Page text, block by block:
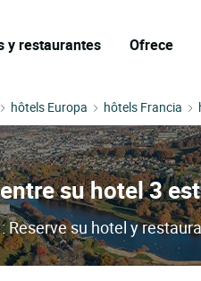
y restaurantes Ofrece
hôtels Europa hôtels Francia
su hotel 3
Reserve su hotel y